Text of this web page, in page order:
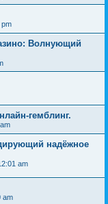
pm
Волнующий
гемблинг.
надёжное
am
am